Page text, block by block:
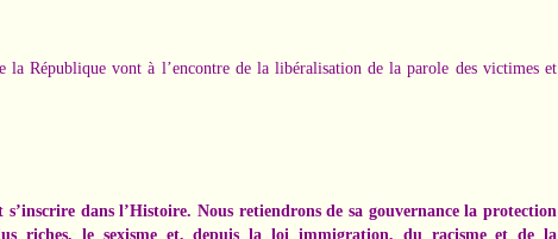
la République vont à l’encontre de la libéralisation de la parole des victimes et
dans l’Histoire. Nous retiendrons de sa gouvernance la protection
riches, le sexisme et, depuis la loi immigration, du racisme et de la